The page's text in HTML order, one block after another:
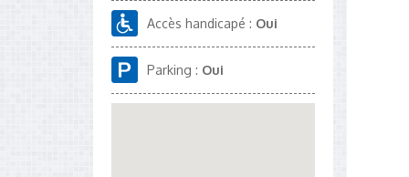
Accès handicapé : Oui
Parking : Oui